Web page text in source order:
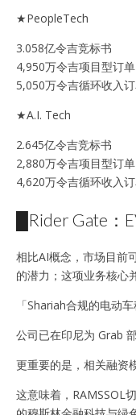
★PeopleTech
3.058亿令吉竞标书
4,950万令吉项目型订单
5,050万令吉循环收入
★A.I. Tech
2.645亿令吉竞标书
2,880万令吉项目型订单
4,620万令吉循环收入
█Rider Gate：
相比AI概念，市场目前
的潜力；这项业务核心
「Shariah合规的电动
公司已在印尼为 Grab
更重要的是，相关融资
这意味着，RAMSSOL